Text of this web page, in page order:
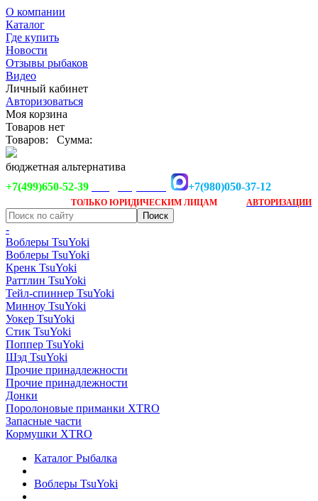
О компании
Каталог
Где купить
Новости
Отзывы рыбаков
Видео
Личный кабинет
Авторизоваться
Моя корзина
Товаров нет
Товаров:
Сумма:
бюджетная альтернатива
+7(499)650-52-39
+7(980)050-37-12
ТОЛЬКО ЮРИДИЧЕСКИМ ЛИЦАМ АВТОРИЗАЦИИ
-
Воблеры TsuYoki
Воблеры TsuYoki
Кренк TsuYoki
Раттлин TsuYoki
Тейл-спиннер TsuYoki
Минноу TsuYoki
Уокер TsuYoki
Стик TsuYoki
Поппер TsuYoki
Шэд TsuYoki
Прочие принадлежности
Прочие принадлежности
Донки
Поролоновые приманки XTRO
Запасные части
Кормушки XTRO
Каталог Рыбалка
Воблеры TsuYoki